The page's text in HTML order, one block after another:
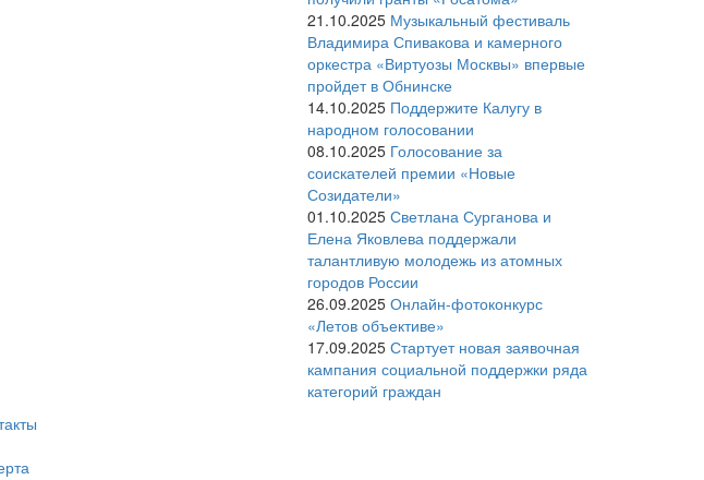
21.10.2025 Музыкальный фестиваль
Владимира Спивакова и камерного
оркестра «Виртуозы Москвы» впервые
пройдет в Обнинске
14.10.2025 Поддержите Калугу в
народном голосовании
08.10.2025 Голосование за
соискателей премии «Новые
Созидатели»
01.10.2025 Светлана Сурганова и
Елена Яковлева поддержали
талантливую молодежь из атомных
городов России
26.09.2025 Онлайн-фотоконкурс
«Летов объективе»
17.09.2025 Стартует новая заявочная
кампания социальной поддержки ряда
категорий граждан